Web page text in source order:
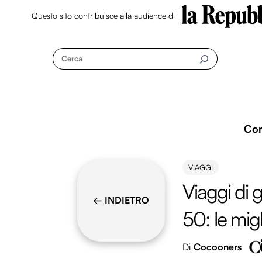
Questo sito contribuisce alla audience di
Cerca
← INDIETRO
VIAGGI
Viaggi di
50: le
Di Cocooners